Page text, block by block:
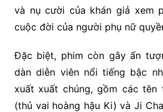
và nụ cười của khán giả xem
cuộc đời của người phụ nữ
Đặc biệt, phim còn gây ấn
dàn diễn viên nổi tiếng bậc
xuất xuất chúng, gồm các tên
(thủ vai hoàng hậu Ki) và Ji